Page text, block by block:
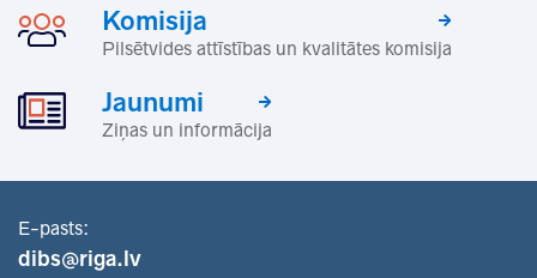
Komisija
Pilsētvides attīstības un kvalitātes komisija
Jaunumi
Ziņas un informācija
E-pasts:
dibs@riga.lv